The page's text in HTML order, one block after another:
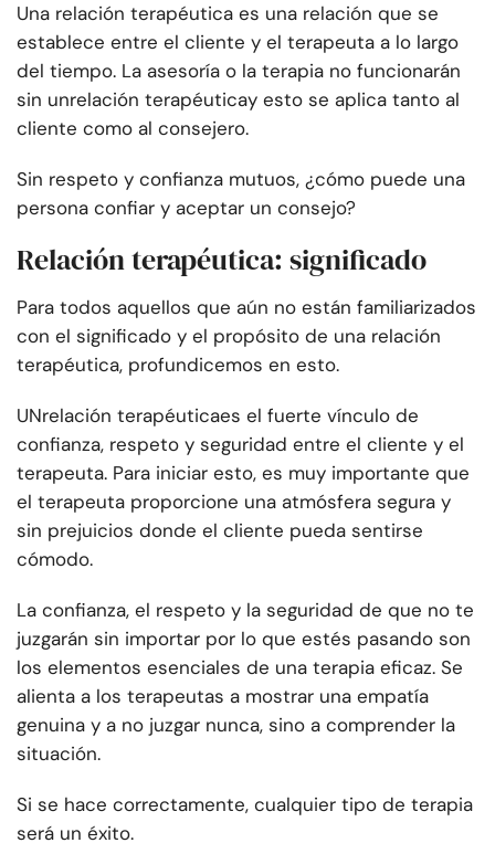
Una relación terapéutica es una relación que se
establece entre el cliente y el terapeuta a lo largo
del tiempo. La asesoría o la terapia no funcionarán
sin unrelación terapéuticay esto se aplica tanto al
cliente como al consejero.
Sin respeto y confianza mutuos, ¿cómo puede una
persona confiar y aceptar un consejo?
Relación terapéutica: significado
Para todos aquellos que aún no están familiarizados
con el significado y el propósito de una relación
terapéutica, profundicemos en esto.
UNrelación terapéuticaes el fuerte vínculo de
confianza, respeto y seguridad entre el cliente y el
terapeuta. Para iniciar esto, es muy importante que
el terapeuta proporcione una atmósfera segura y
sin prejuicios donde el cliente pueda sentirse
cómodo.
La confianza, el respeto y la seguridad de que no te
juzgarán sin importar por lo que estés pasando son
los elementos esenciales de una terapia eficaz. Se
alienta a los terapeutas a mostrar una empatía
genuina y a no juzgar nunca, sino a comprender la
situación.
Si se hace correctamente, cualquier tipo de terapia
será un éxito.